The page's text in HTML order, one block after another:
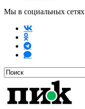
Мы в социальных сетях